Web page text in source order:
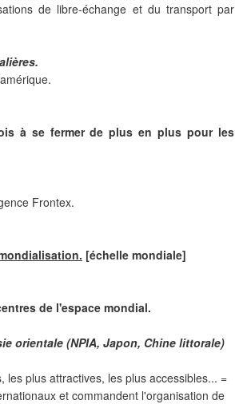
de libre-échange et du transport par
à se fermer de plus en plus pour les
Frontex.
[échelle mondiale]
de l'espace mondial.
orientale (NPIA, Japon, Chine littorale)
plus attractives, les plus accessibles... =
et commandent l'organisation de